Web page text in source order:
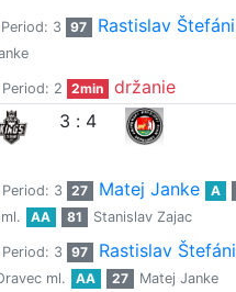
Period: 3 97 Rastislav Štefáni
Period: 2 2min
držanie
3 : 4
Period: 3 27 Matej Janke A
AA 81 Stanislav Zajac
Period: 3 97 Rastislav Štefáni
ml.
AA 27 Matej Janke